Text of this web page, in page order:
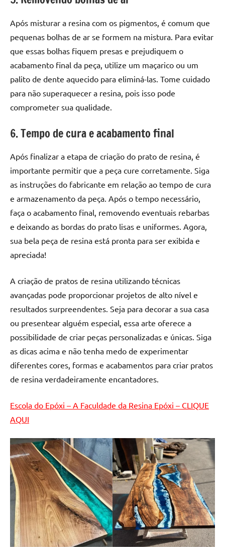
Após misturar a resina com os pigmentos, é comum que
pequenas bolhas de ar se formem na mistura. Para evitar
que essas bolhas fiquem presas e prejudiquem o
acabamento final da peça, utilize um maçarico ou um
palito de dente aquecido para eliminá-las. Tome cuidado
para não superaquecer a resina, pois isso pode
comprometer sua qualidade.
6. Tempo de cura e acabamento final
Após finalizar a etapa de criação do prato de resina, é
importante permitir que a peça cure corretamente. Siga
as instruções do fabricante em relação ao tempo de cura
e armazenamento da peça. Após o tempo necessário,
faça o acabamento final, removendo eventuais rebarbas
e deixando as bordas do prato lisas e uniformes. Agora,
sua bela peça de resina está pronta para ser exibida e
apreciada!
A criação de pratos de resina utilizando técnicas
avançadas pode proporcionar projetos de alto nível e
resultados surpreendentes. Seja para decorar a sua casa
ou presentear alguém especial, essa arte oferece a
possibilidade de criar peças personalizadas e únicas. Siga
as dicas acima e não tenha medo de experimentar
diferentes cores, formas e acabamentos para criar pratos
de resina verdadeiramente encantadores.
Escola do Epóxi – A Faculdade da Resina Epóxi – CLIQUE
AQUI